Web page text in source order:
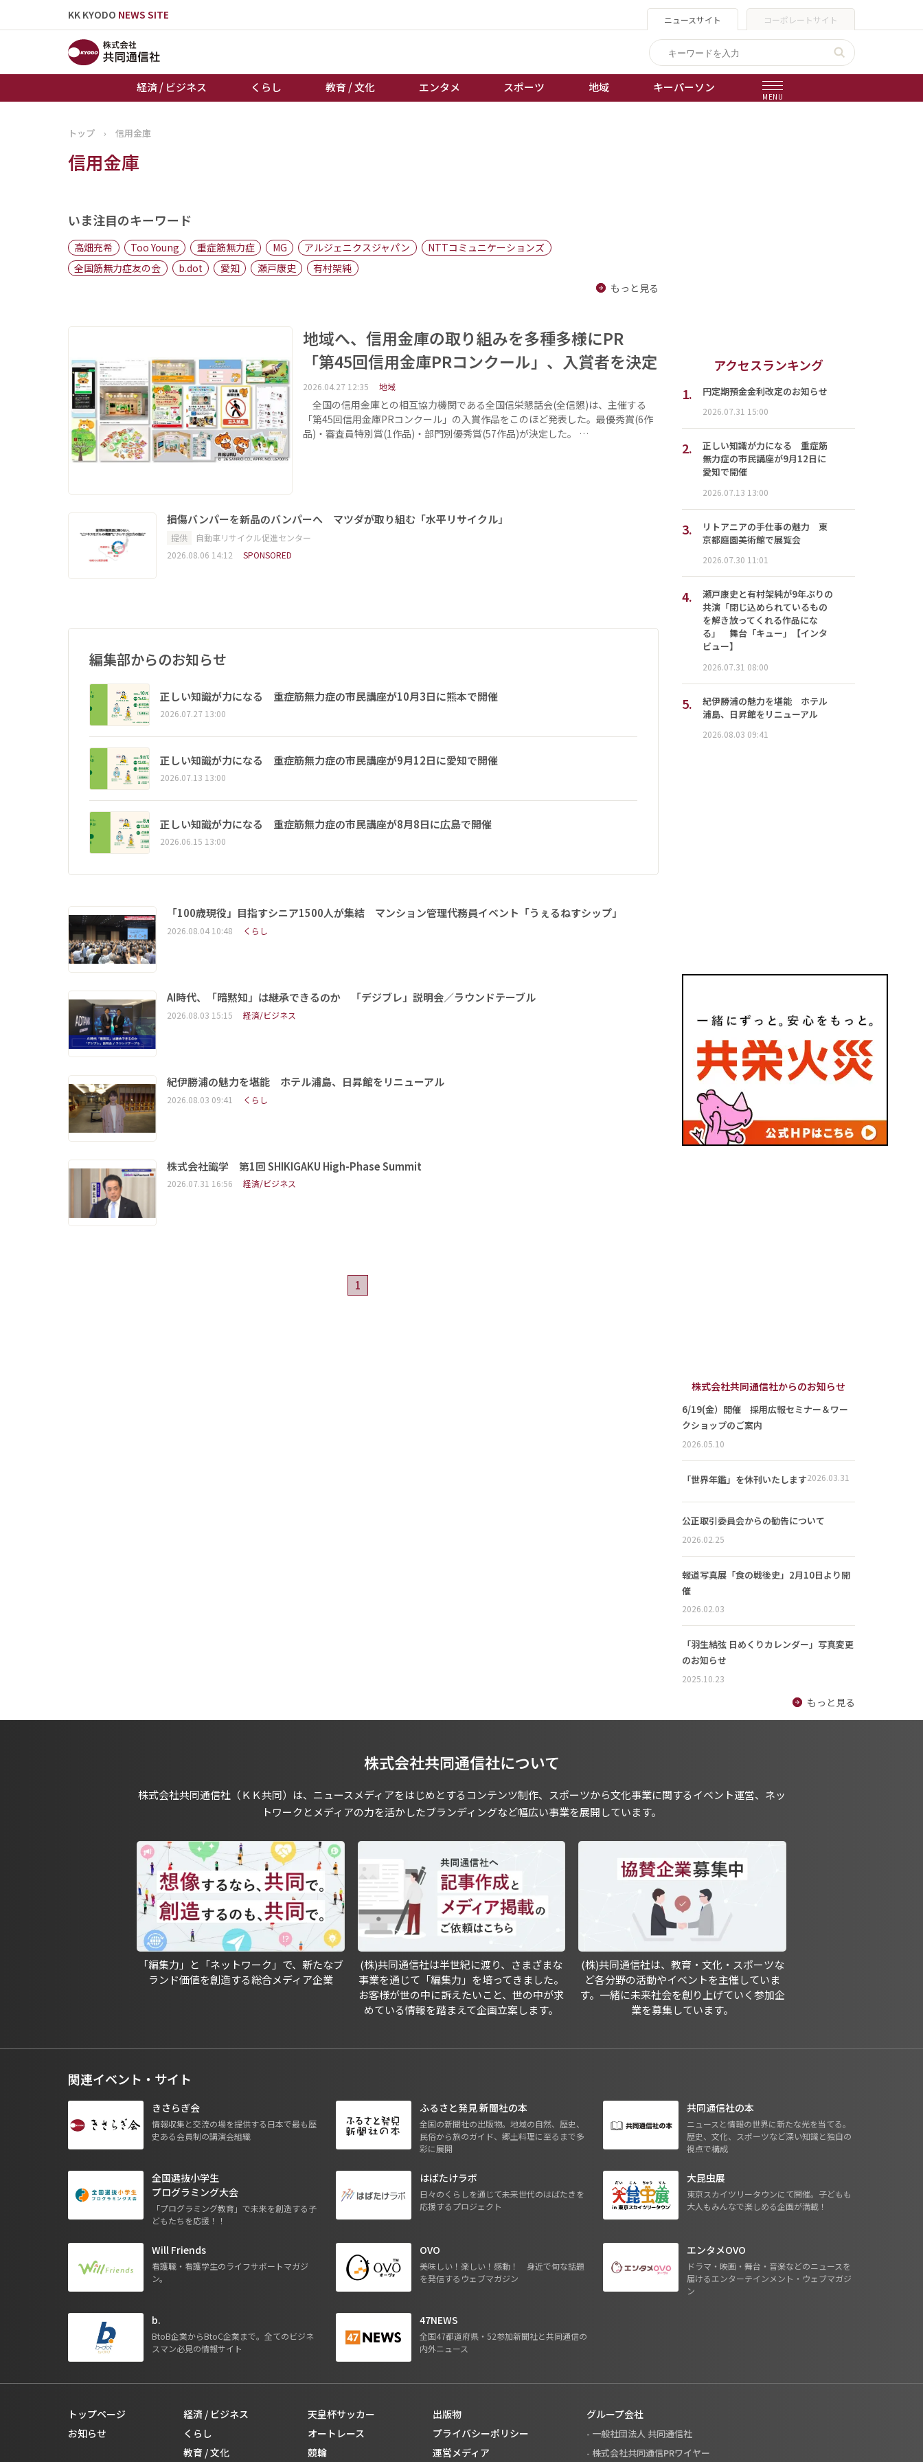
KK KYODO NEWS SITE ニュースサイト コーポレートサイト
経済 / ビジネス くらし 教育 / 文化 エンタメ スポーツ 地域 キーパーソン
MENU
トップページ
お知らせ
地域
キーパーソン
棋王戦
トップ › 信用金庫
信用金庫
いま注目のキーワード
高畑充希 Too Young 重症筋無力症 MG アルジェニクスジャパン
NTTコミュニケーションズ
全国筋無力症友の会
b.dot 愛知 瀬戸康史
有村架純
もっと見る
地域へ、信用金庫の取り組みを多種多様にPR
「第45回信用金庫PRコンクール」、入賞者を決定
2026.04.27 12:35 地域
全国の信用金庫との相互協力機関である全国信栄懇話会(全信懇)は、主催する
「第45回信用金庫PRコンクール」の入賞作品をこのほど発表した。最優秀賞(6作
品)・審査員特別賞(1作品)・部門別優秀賞(57作品)が決定した。 …
損傷バンパーを新品のバンパーへ マツダが取り組む「水平リサイクル」
提供
自動車リサイクル促進センター
2026.08.06 14:12
SPONSORED
編集部からのお知らせ
正しい知識が力になる 重症筋無力症の市民講座が10月3日に熊本で開催
2026.07.27 13:00
正しい知識が力になる 重症筋無力症の市民講座が9月12日に愛知で開催
2026.07.13 13:00
正しい知識が力になる 重症筋無力症の市民講座が8月8日に広島で開催
2026.06.15 13:00
「100歳現役」目指すシニア1500人が集結 マンション管理代務員イベント「うぇるねすシップ」
2026.08.04 10:48 くらし
AI時代、「暗黙知」は継承できるのか 「デジブレ」説明会／ラウンドテーブル
2026.08.03 15:15 経済/ビジネス
紀伊勝浦の魅力を堪能 ホテル浦島、日昇館をリニューアル
2026.08.03 09:41 くらし
株式会社識学 第1回 SHIKIGAKU High-Phase Summit
2026.07.31 16:56 経済/ビジネス
1
アクセスランキング
1.
円定期預金金利改定のお知らせ
2026.07.31 15:00
2.
正しい知識が力になる 重症筋
無力症の市民講座が9月12日に
愛知で開催
2026.07.13 13:00
3.
リトアニアの手仕事の魅力 東
京都庭園美術館で展覧会
2026.07.30 11:01
4.
瀬戸康史と有村架純が9年ぶりの
共演「閉じ込められているもの
を解き放ってくれる作品にな
る」 舞台「キュー」【インタ
ビュー】
2026.07.31 08:00
5.
紀伊勝浦の魅力を堪能 ホテル
浦島、日昇館をリニューアル
2026.08.03 09:41
株式会社共同通信社からのお知らせ
6/19(金）開催 採用広報セミナー＆ワー
クショップのご案内
2026.05.10
「世界年鑑」を休刊いたします2026.03.31
公正取引委員会からの勧告について
2026.02.25
報道写真展「食の戦後史」2月10日より開
催
2026.02.03
「羽生結弦 日めくりカレンダー」写真変更
のお知らせ
2025.10.23
もっと見る
株式会社共同通信社について
株式会社共同通信社（ＫＫ共同）は、ニュースメディアをはじめとするコンテンツ制作、スポーツから文化事業に関するイベント運営、ネッ
トワークとメディアの力を活かしたブランディングなど幅広い事業を展開しています。
「編集力」と「ネットワーク」で、新たなブ
ランド価値を創造する総合メディア企業
(株)共同通信社は半世紀に渡り、さまざまな
事業を通じて「編集力」を培ってきました。
お客様が世の中に訴えたいこと、世の中が求
めている情報を踏まえて企画立案します。
(株)共同通信社は、教育・文化・スポーツな
ど各分野の活動やイベントを主催していま
す。一緒に未来社会を創り上げていく参加企
業を募集しています。
関連イベント・サイト
きさらぎ会
情報収集と交流の場を提供する日本で最も歴
史ある会員制の講演会組織
ふるさと発見 新聞社の本
全国の新聞社の出版物。地域の自然、歴史、
民俗から旅のガイド、郷土料理に至るまで多
彩に展開
共同通信社の本
ニュースと情報の世界に新たな光を当てる。
歴史、文化、スポーツなど深い知識と独自の
視点で構成
全国選抜小学生
プログラミング大会
「プログラミング教育」で未来を創造する子
どもたちを応援！！
はばたけラボ
日々のくらしを通じて未来世代のはばたきを
応援するプロジェクト
大昆虫展
東京スカイツリータウンにて開催。子どもも
大人もみんなで楽しめる企画が満載！
Will Friends
看護職・看護学生のライフサポートマガジ
ン。
OVO
美味しい！楽しい！感動！ 身近で旬な話題
を発信するウェブマガジン
エンタメOVO
ドラマ・映画・舞台・音楽などのニュースを
届けるエンターテインメント・ウェブマガジ
ン
b.
BtoB企業からBtoC企業まで。全てのビジネ
スマン必見の情報サイト
47NEWS
全国47都道府県・52参加新聞社と共同通信の
内外ニュース
トップページ
お知らせ
経済 / ビジネス
くらし
教育 / 文化
天皇杯サッカー
オートレース
競輪
出版物
プライバシーポリシー
運営メディア
グループ会社
- 一般社団法人 共同通信社
- 株式会社共同通信PRワイヤー